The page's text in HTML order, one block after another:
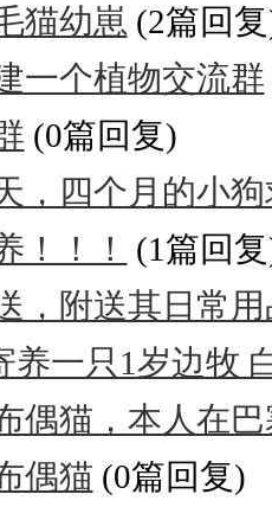
猫幼崽 (2篇回
一个植物交流群
(0篇回复)
，四个月的小
！！！
(1篇回
，附送其日常用
养一只1岁边牧
偶猫，本人在
偶猫 (0篇回复)